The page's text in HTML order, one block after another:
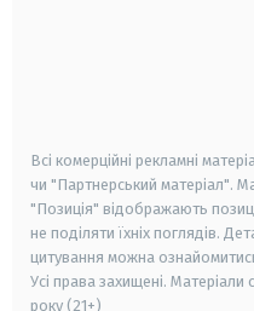
Всі комерційні рекламні
чи "Партнерський матеріал".
"Позиція" відображають
не поділяти їхніх поглядів.
цитування можна
Усі права захищені. Матеріали
року (21+)